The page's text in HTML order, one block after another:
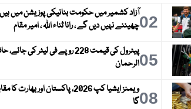
02آزاد کشمیر میں حکومت بنانیکی پوزیشن میں
چھیننے نہیں دیں گے ، رانا ثناء اللہ ، امیر مقام
05
پیٹرول کی قیمت 228 روپے فی لیٹر کی
الرحمان
08
ویمنز ایشیا کپ 2026، پاکستان اور
گا